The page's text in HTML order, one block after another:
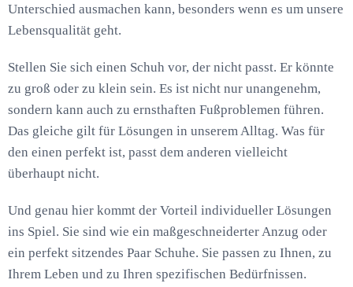
Unterschied ausmachen kann, besonders wenn es um unsere
Lebensqualität geht.
Stellen Sie sich einen Schuh vor, der nicht passt. Er könnte
zu groß oder zu klein sein. Es ist nicht nur unangenehm,
sondern kann auch zu ernsthaften Fußproblemen führen.
Das gleiche gilt für Lösungen in unserem Alltag. Was für
den einen perfekt ist, passt dem anderen vielleicht
überhaupt nicht.
Und genau hier kommt der Vorteil individueller Lösungen
ins Spiel. Sie sind wie ein maßgeschneiderter Anzug oder
ein perfekt sitzendes Paar Schuhe. Sie passen zu Ihnen, zu
Ihrem Leben und zu Ihren spezifischen Bedürfnissen.